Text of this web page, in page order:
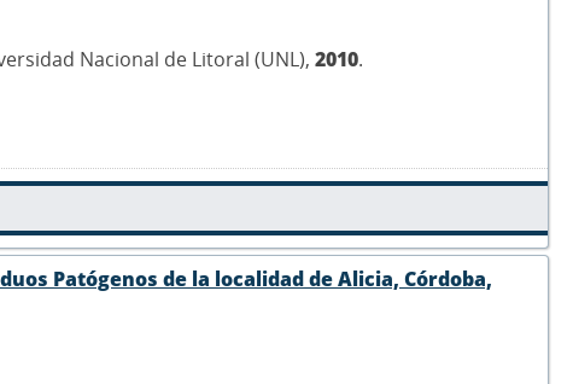
Nacional de Litoral (UNL), 2010.
Patógenos de la localidad de Alicia, Córdoba,